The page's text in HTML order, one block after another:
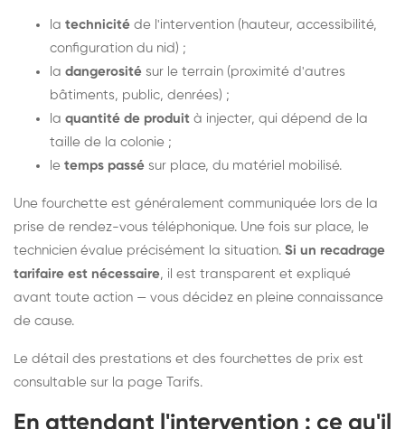
la technicité de l'intervention (hauteur, accessibilité,
configuration du nid) ;
la dangerosité sur le terrain (proximité d'autres
bâtiments, public, denrées) ;
la quantité de produit à injecter, qui dépend de la
taille de la colonie ;
le temps passé sur place, du matériel mobilisé.
Une fourchette est généralement communiquée lors de la
prise de rendez-vous téléphonique. Une fois sur place, le
technicien évalue précisément la situation. Si un recadrage
tarifaire est nécessaire, il est transparent et expliqué
avant toute action — vous décidez en pleine connaissance
de cause.
Le détail des prestations et des fourchettes de prix est
consultable sur la page Tarifs.
En attendant l'intervention : ce qu'il